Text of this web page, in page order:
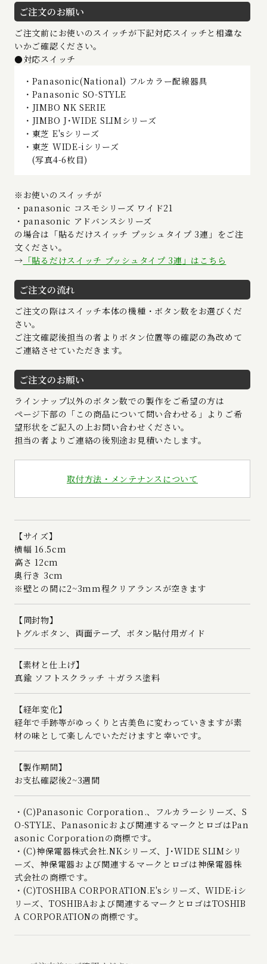
ご注文のお願い
ご注文前にお使いのスイッチが下記対応スイッチと相違な
いかご確認ください。
●対応スイッチ
・Panasonic(National) フルカラー配線器具
・Panasonic SO-STYLE
・JIMBO NK SERIE
・JIMBO J･WIDE SLIMシリーズ
・東芝 E'sシリーズ
・東芝 WIDE-iシリーズ
(写真4-6枚目)
※お使いのスイッチが
・panasonic コスモシリーズ ワイド21
・panasonic アドバンスシリーズ
の場合は「貼るだけスイッチ プッシュタイプ 3連」をご注
文ください。
→ 「貼るだけスイッチ プッシュタイプ 3連」はこちら
ご注文の流れ
ご注文の際はスイッチ本体の機種・ボタン数をお選びくだ
さい。
ご注文確認後担当の者よりボタン位置等の確認の為改めて
ご連絡させていただきます。
ご注文のお願い
ラインナップ以外のボタン数での製作をご希望の方は
ページ下部の「この商品について問い合わせる」よりご希
望形状をご記入の上お問い合わせください。
担当の者よりご連絡の後別途お見積いたします。
取付方法・メンテナンスについて
【サイズ】
横幅 16.5cm
高さ 12cm
奥行き 3cm
※壁との間に2~3mm程クリアランスが空きます
【同封物】
トグルボタン、両面テープ、ボタン貼付用ガイド
【素材と仕上げ】
真鍮 ソフトスクラッチ ＋ガラス塗料
【経年変化】
経年で手跡等がゆっくりと古美色に変わっていきますが素
材の味として楽しんでいただけますと幸いです。
【製作期間】
お支払確認後2~3週間
・(C)Panasonic Corporation.、フルカラーシリーズ、S
O-STYLE、Panasonicおよび関連するマークとロゴはPan
asonic Corporationの商標です。
・(C)神保電器株式会社.NKシリーズ、J･WIDE SLIMシリ
ーズ、神保電器および関連するマークとロゴは神保電器株
式会社の商標です。
・(C)TOSHIBA CORPORATION.E'sシリーズ、WIDE-iシ
リーズ、TOSHIBAおよび関連するマークとロゴはTOSHIB
A CORPORATIONの商標です。